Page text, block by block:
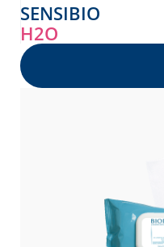
SENSIBIO
H2O